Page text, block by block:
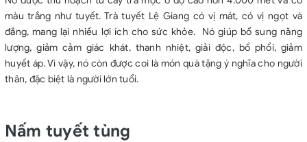
màu trắng như tuyết. Trà tuyết Lệ Giang có vị mát, có vị ngọt và
đắng, mang lại nhiều lợi ích cho sức khỏe. Nó giúp bổ sung năng
lượng, giảm cảm giác khát, thanh nhiệt, giải độc, bổ phổi, giảm
huyết áp. Vì vậy, nó còn được coi là món quà tặng ý nghĩa cho người
thân, đặc biệt là người lớn tuổi.
Nấm tuyết tùng